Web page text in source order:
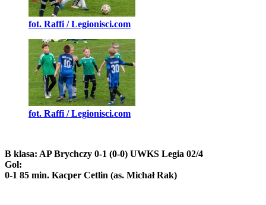
fot. Raffi / Legionisci.com
fot. Raffi / Legionisci.com
B klasa: AP Brychczy 0-1 (0-0) UWKS Legia 02/4
Gol:
0-1 85 min. Kacper Cetlin (as. Michał Rak)